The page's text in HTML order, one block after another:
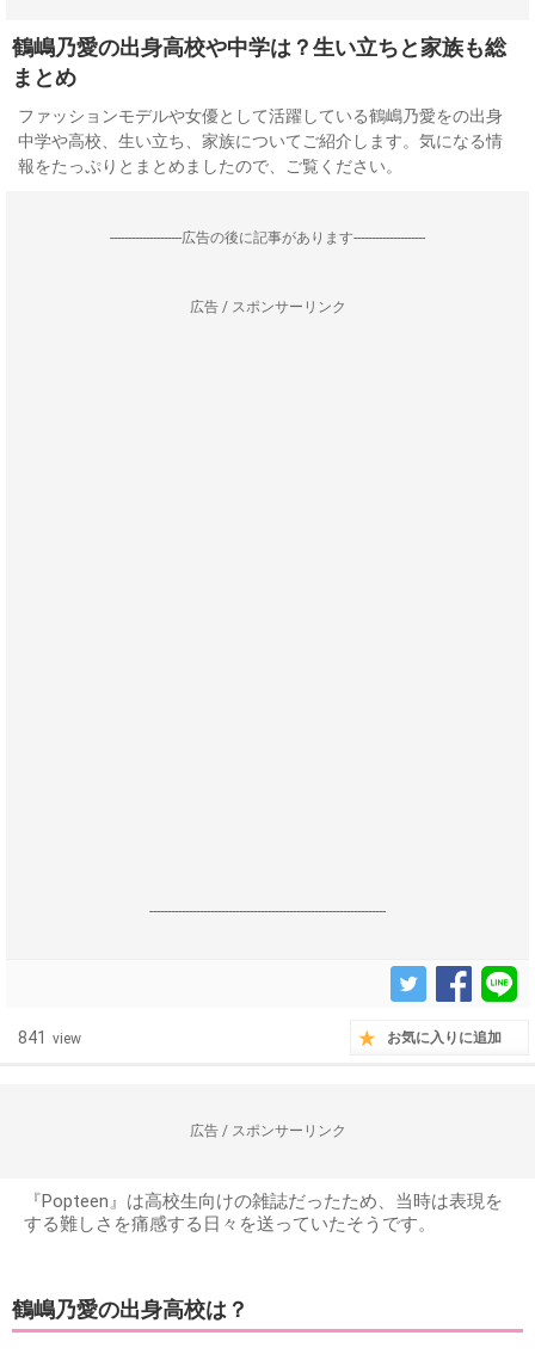
鶴嶋乃愛の出身高校や中学は？生い立ちと家族も総
まとめ
ファッションモデルや女優として活躍している鶴嶋乃愛をの出身
中学や高校、生い立ち、家族についてご紹介します。気になる情
報をたっぷりとまとめましたので、ご覧ください。
--------------------広告の後に記事があります--------------------
広告 / スポンサーリンク
------------------------------------------------------------------
841 view お気に入りに追加
広告 / スポンサーリンク
『Popteen』は高校生向けの雑誌だったため、当時は表現を
する難しさを痛感する日々を送っていたそうです。
鶴嶋乃愛の出身高校は？